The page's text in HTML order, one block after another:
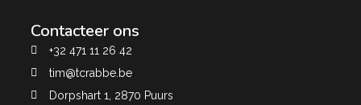
Contacteer ons
+32 471 11 26 42
tim@tcrabbe.be
Dorpshart 1, 2870 Puurs